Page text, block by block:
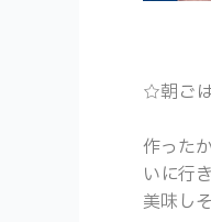
☆朝ご
作った
いに行
美味し